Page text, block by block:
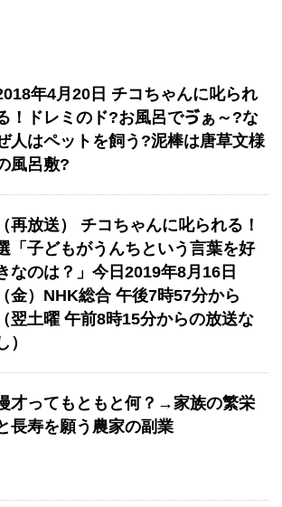
年4月20日 チコちゃんに叱られ
！ドレミのド?お風呂でゔぁ～?な
人はペットを飼う?泥棒は唐草文様
風呂敷?
（再放送） チコちゃんに叱られる！
「子どもがうんちという言葉を好
なのは？」今日2019年8月16日
（金）NHK総合 午後7時57分から
（翌土曜 午前8時15分からの放送な
）
才ってもともと何？→家族の繁栄
長寿を願う農家の副業